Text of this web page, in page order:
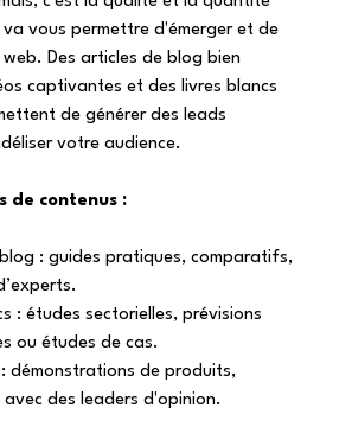
vous permettre d'émerger et de
Des articles de blog bien
captivantes et des livres blancs
de générer des leads
votre audience.
de contenus :
: guides pratiques, comparatifs,
: études sectorielles, prévisions
ou études de cas.
: démonstrations de produits,
avec des leaders d'opinion.